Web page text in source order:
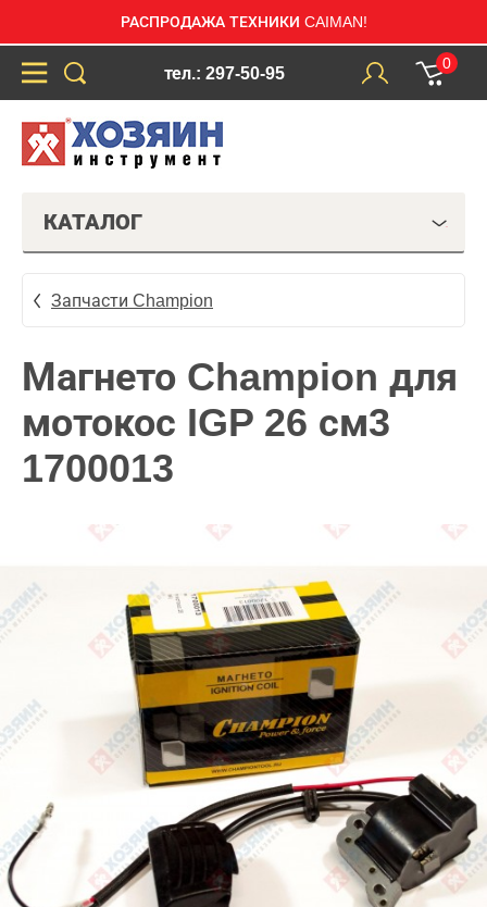
РАСПРОДАЖА ТЕХНИКИ CAIMAN!
тел.: 297-50-95
0
КАТАЛОГ
Запчасти Champion
Магнето Champion для
мотокос IGP 26 см3
1700013